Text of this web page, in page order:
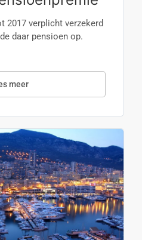
2017 verplicht verzekerd
daar pensioen op.
meer